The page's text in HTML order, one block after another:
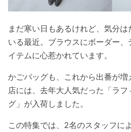
まだ寒い日もあるけれど、気分
いる最近。ブラウスにボーダー
イテムに心惹かれています。
かごバッグも、これから出番が
店には、去年大人気だった「ラ
グ」が入荷しました。
この特集では、2名のスタッフに